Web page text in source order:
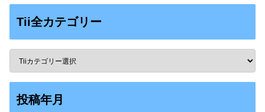
Tii全カテゴリー
投稿年月